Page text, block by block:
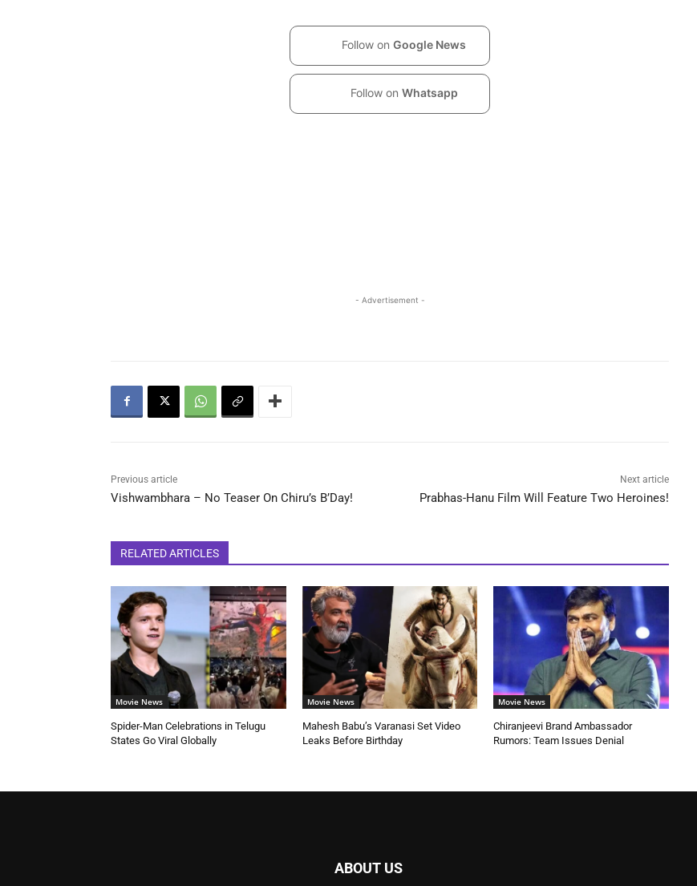
Follow on Google News
Follow on Whatsapp
- Advertisement -
Previous article
Vishwambhara – No Teaser On Chiru’s B’Day!
Next article
Prabhas-Hanu Film Will Feature Two Heroines!
RELATED ARTICLES
Movie News
Spider-Man Celebrations in Telugu
States Go Viral Globally
Movie News
Mahesh Babu’s Varanasi Set Video
Leaks Before Birthday
Movie News
Chiranjeevi Brand Ambassador
Rumors: Team Issues Denial
ABOUT US